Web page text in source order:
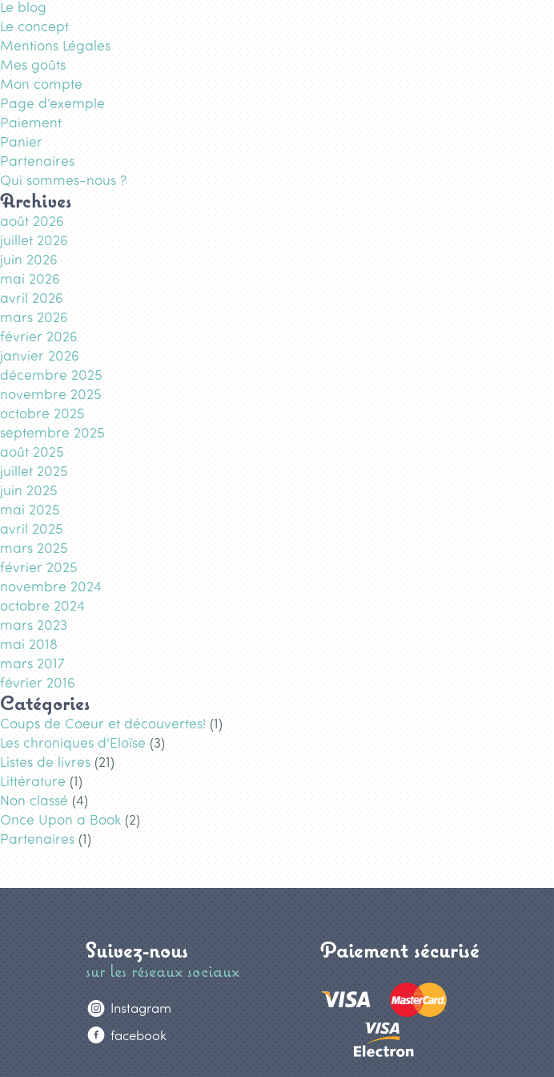
Le blog
Le concept
Mentions Légales
Mes goûts
Mon compte
Page d’exemple
Paiement
Panier
Partenaires
Qui sommes-nous ?
Archives
août 2026
juillet 2026
juin 2026
mai 2026
avril 2026
mars 2026
février 2026
janvier 2026
décembre 2025
novembre 2025
octobre 2025
septembre 2025
août 2025
juillet 2025
juin 2025
mai 2025
avril 2025
mars 2025
février 2025
novembre 2024
octobre 2024
mars 2023
mai 2018
mars 2017
février 2016
Catégories
Coups de Coeur et découvertes! (1)
Les chroniques d'Eloïse (3)
Listes de livres (21)
Littérature (1)
Non classé (4)
Once Upon a Book (2)
Partenaires (1)
Suivez-nous
sur les réseaux sociaux
Instagram
facebook
Paiement sécurisé